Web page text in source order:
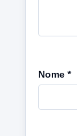
Nome *